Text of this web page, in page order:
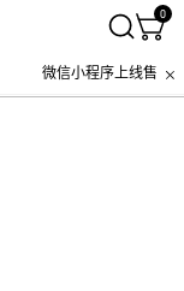
0
微信小程序上线售后服